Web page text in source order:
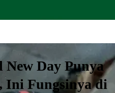
Day Punya
Ini Fungsinya di